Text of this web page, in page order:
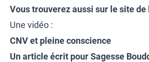
Vous trouverez aussi sur le site de
Une vidéo :
CNV et pleine conscience
Un article écrit pour Sagesse